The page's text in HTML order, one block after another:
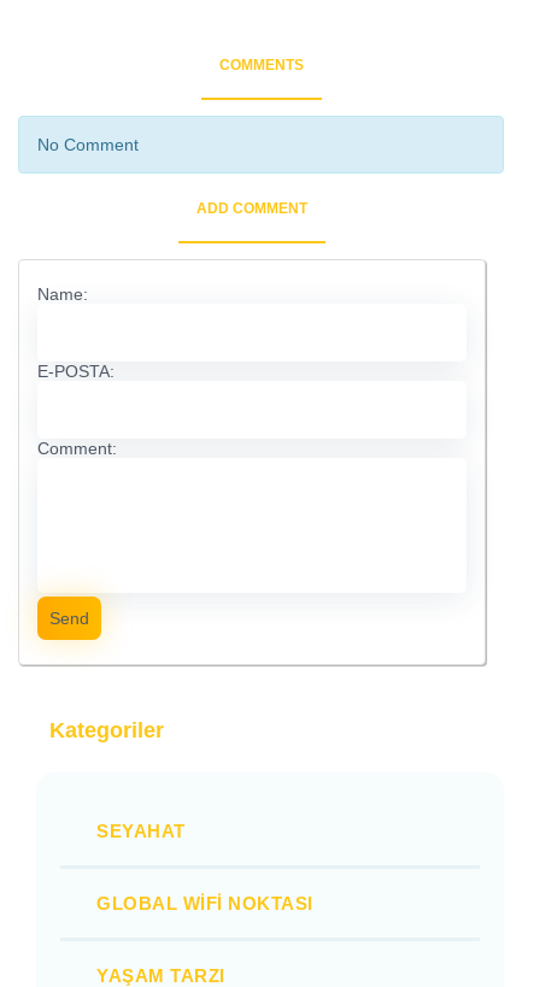
COMMENTS
No Comment
ADD COMMENT
Name:
E-POSTA:
Comment:
Send
Kategoriler
SEYAHAT
GLOBAL WIFI NOKTASI
YAŞAM TARZI